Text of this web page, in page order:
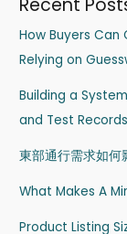
How Buyers
Relying on
Building a
and Test Records
東部通行需求如何
What Makes A
Product Listing